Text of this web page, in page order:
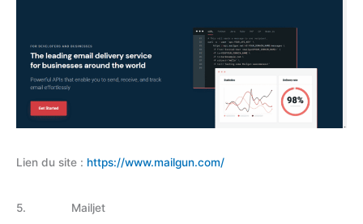
Lien du site : https://www.mailgun.com/
5. Mailjet